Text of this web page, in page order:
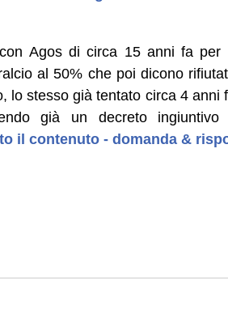
Agos di circa 15 anni fa
al 50% che poi dicono
lo stesso già tentato circa 4 anni
già un decreto ingiuntivo
il contenuto - domanda &